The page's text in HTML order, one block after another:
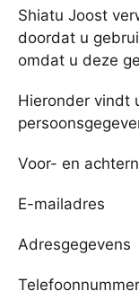
Shiatu Joost
doordat u
omdat u deze
Hieronder vindt
Voor- en
E-mailadres
Adresgegevens
Telefoonnummer